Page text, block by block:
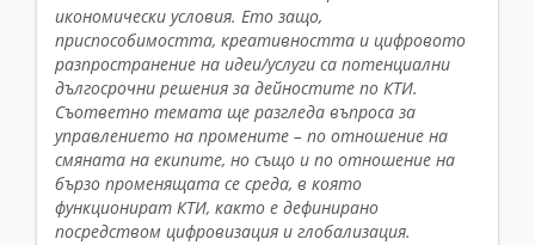
икономически условия. Ето защо,
приспособимостта, креативността и цифровото
разпространение на идеи/услуги са потенциални
дългосрочни решения за дейностите по КТИ.
Съответно темата ще разгледа въпроса за
управлението на промените – по отношение на
смяната на екипите, но също и по отношение на
бързо променящата се среда, в която
функционират КТИ, както е дефинирано
посредством цифровизация и глобализация.